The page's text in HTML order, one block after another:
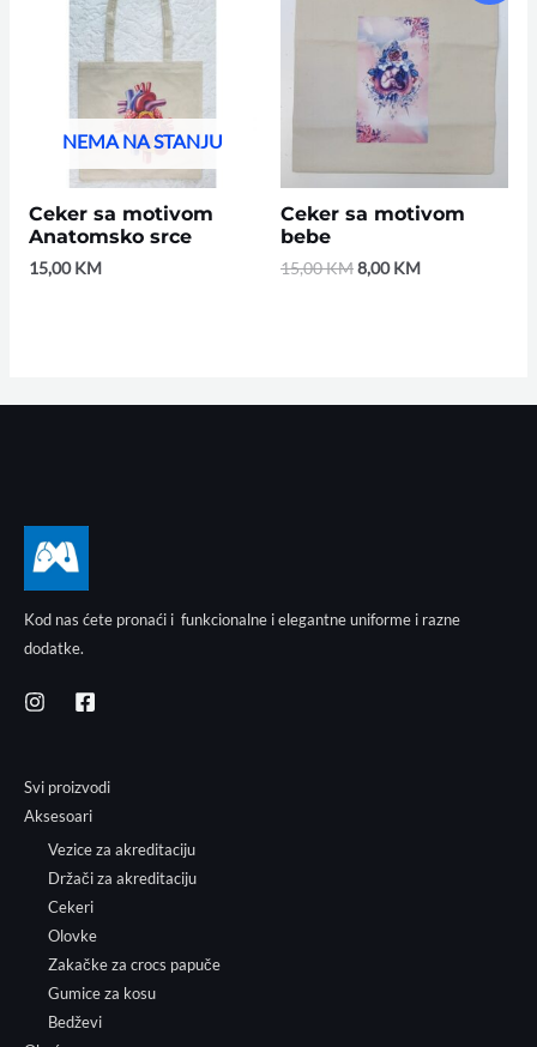
NEMA NA STANJU
Ceker sa motivom
Anatomsko srce
15,00KM
Ceker sa motivom
bebe
15,00KM
was:
15,00 KM.
8,00KM
is:
8,00 KM.
Kod nas ćete pronaći i funkcionalne i elegantne uniforme i razne
dodatke.
Svi proizvodi
Aksesoari
Vezice za akreditaciju
Držači za akreditaciju
Cekeri
Olovke
Zakačke za crocs papuče
Gumice za kosu
Bedževi